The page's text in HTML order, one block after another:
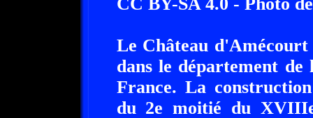
Le Château
dans le département
France. La
du 2e moitié du